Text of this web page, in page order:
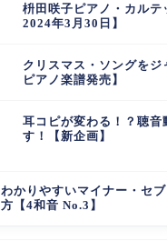
枡田咲子ピアノ・カルテ
2024年3月30日】
クリスマス・ソングを
ピアノ楽譜発売】
耳コピが変わる！？聴音
す！【新企画】
わかりやすいマイナー・セブ
方【4和音 No.3】